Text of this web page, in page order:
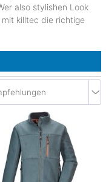
also stylishen Look
killtec die richtige